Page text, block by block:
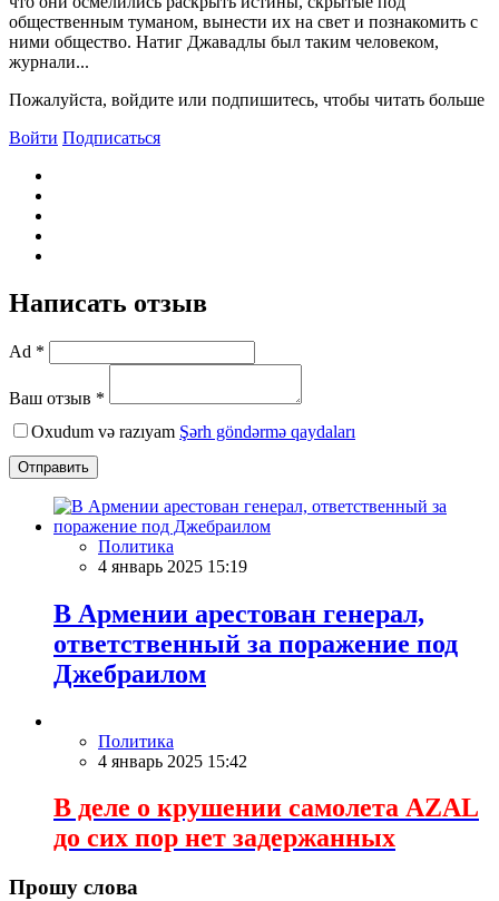
общественным туманом, вынести их на свет и познакомить с
ними общество. Натиг Джавадлы был таким человеком,
журнали...
Пожалуйста, войдите или подпишитесь, чтобы читать больше
Войти Подписаться
Написать отзыв
Ad *
Ваш отзыв *
Oxudum və razıyam Şərh göndərmə qaydaları
Отправить
Политика
4 январь 2025 15:19
В Армении арестован генерал,
ответственный за поражение под
Джебраилом
Политика
4 январь 2025 15:42
В деле о крушении самолета AZAL
до сих пор нет задержанных
Прошу слова